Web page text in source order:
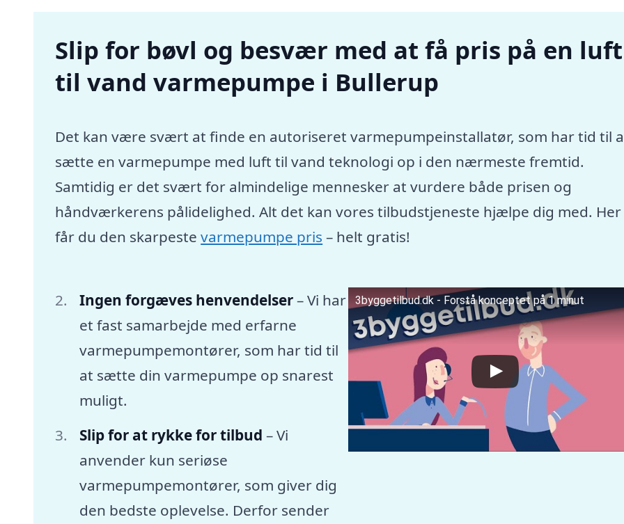
Slip for bøvl og besvær med at få pris på en luft
til vand varmepumpe i Bullerup
Det kan være svært at finde en autoriseret varmepumpeinstallatør, som har tid til
sætte en varmepumpe med luft til vand teknologi op i den nærmeste fremtid.
Samtidig er det svært for almindelige mennesker at vurdere både prisen og
håndværkerens pålidelighed. Alt det kan vores tilbudstjeneste hjælpe dig med. Her
får du den skarpestevarmepumpe pris – helt gratis!
Ingen forgæves henvendelser– Vi har
et fast samarbejde med erfarne
varmepumpemontører, som har tid til
at sætte din varmepumpe op snarest
muligt.
Slip for at rykke for tilbud – Vi
anvender kun seriøse
varmepumpemontører, som giver dig
den bedste oplevelse. Derfor sender
3byggetilbud.dk - Forstå konceptet på 1 minut